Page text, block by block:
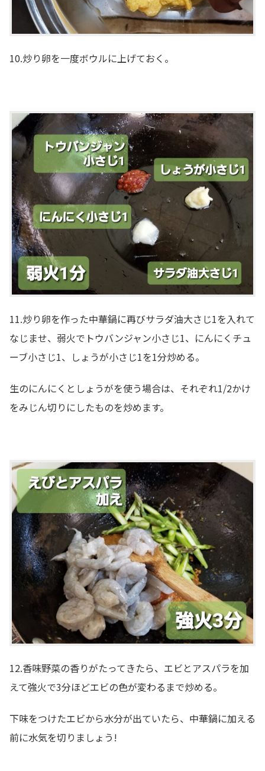
10.炒り卵を一度ボウルに上げておく。
11.炒り卵を作った中華鍋に再びサラダ油大さじ1を入れて
なじませ、弱火でトウバンジャン小さじ1、にんにくチュ
ーブ小さじ1、しょうが小さじ1を1分炒める。
生のにんにくとしょうがを使う場合は、それぞれ1/2かけ
をみじん切りにしたものを炒めます。
12.香味野菜の香りがたってきたら、エビとアスパラを加
えて強火で3分ほどエビの色が変わるまで炒める。
下味をつけたエビから水分が出ていたら、中華鍋に加える
前に水気を切りましょう!